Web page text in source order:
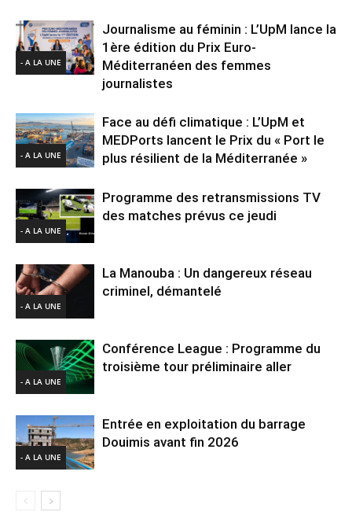
- A LA UNE
Journalisme au féminin : L’UpM lance la
1ère édition du Prix Euro-
Méditerranéen des femmes
journalistes
- A LA UNE
Face au défi climatique : L’UpM et
MEDPorts lancent le Prix du « Port le
plus résilient de la Méditerranée »
- A LA UNE
Programme des retransmissions TV
des matches prévus ce jeudi
- A LA UNE
La Manouba : Un dangereux réseau
criminel, démantelé
- A LA UNE
Conférence League : Programme du
troisième tour préliminaire aller
- A LA UNE
Entrée en exploitation du barrage
Douimis avant fin 2026